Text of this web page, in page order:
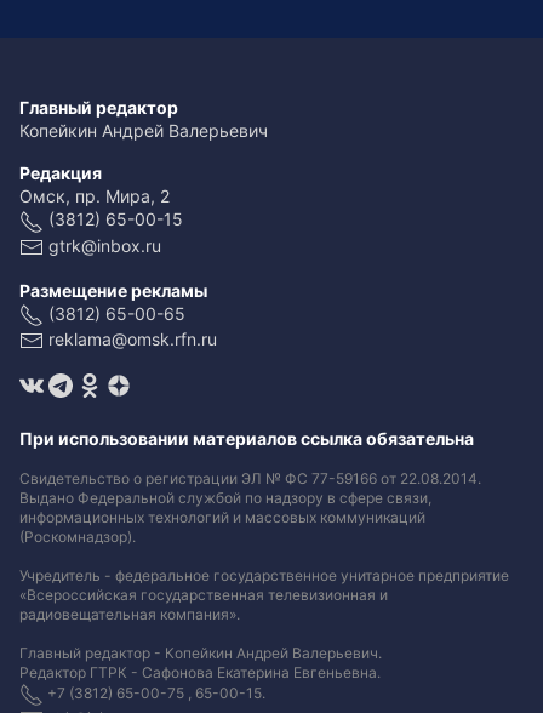
Главный редактор
Копейкин Андрей Валерьевич
Редакция
Омск, пр. Мира, 2
(3812) 65-00-15
gtrk@inbox.ru
Размещение рекламы
(3812) 65-00-65
reklama@omsk.rfn.ru
При использовании материалов ссылка обязательна
Свидетельство о регистрации ЭЛ № ФС 77-59166 от 22.08.2014.
Выдано Федеральной службой по надзору в сфере связи,
информационных технологий и массовых коммуникаций
(Роскомнадзор).
Учредитель - федеральное государственное унитарное предприятие
«Всероссийская государственная телевизионная и
радиовещательная компания».
Главный редактор - Копейкин Андрей Валерьевич.
Редактор ГТРК - Сафонова Екатерина Евгеньевна.
+7 (3812) 65-00-75 , 65-00-15.